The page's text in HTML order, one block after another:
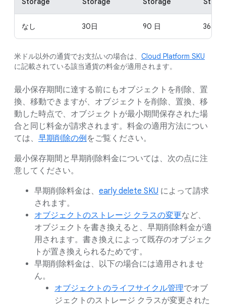
なし 30日 90 日 365 日
米ドル以外の通貨でお支払いの場合は、 Cloud Platform SKU
に記載されている該当通貨の料金が適用されます。
最小保存期間に達する前にもオブジェクトを削除、置
換、移動できますが、オブジェクトを削除、置換、移
動した時点で、オブジェクトが最小期間保存された場
合と同じ料金が請求されます。料金の適用方法につい
ては、 早期削除の例 をご覧ください。
最小保存期間と早期削除料金については、次の点に注
意してください。
早期削除料金は、 early delete SKU によって請求
されます。
オブジェクトのストレージ クラスの変更など、
オブジェクトを書き換えると、早期削除料金が適
用されます。書き換えによって既存のオブジェク
トが置き換えられるためです。
早期削除料金は、以下の場合には適用されませ
ん。
オブジェクトのライフサイクル管理でオブ
ジェクトのストレージ クラスが変更された